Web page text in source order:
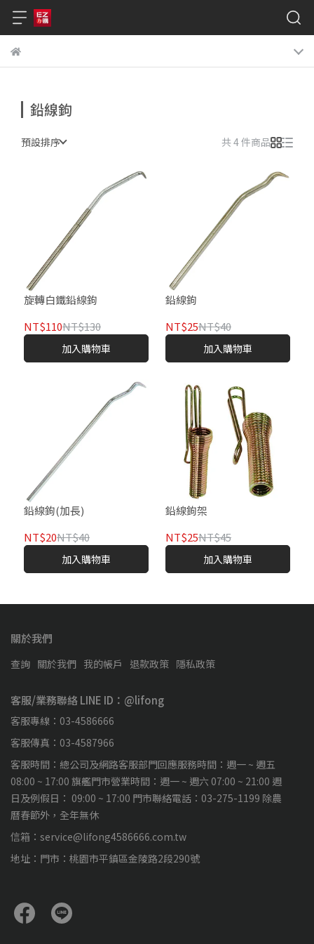
鉛線鉤
預設排序 共 4 件商品
旋轉白鐵鉛線鉤
NT$110NT$130
加入購物車
鉛線鉤
NT$25NT$40
加入購物車
鉛線鉤(加長)
NT$20NT$40
加入購物車
鉛線鉤架
NT$25NT$45
加入購物車
關於我們
查詢 關於我們 我的帳戶 退款政策 隱私政策
客服/業務聯絡 LINE ID：@lifong
客服專線：03-4586666
客服傳真：03-4587966
客服時間：總公司及網路客服部門回應服務時間：週一 ~ 週五
08:00 ~ 17:00 旗艦門市營業時間：週一 ~ 週六 07:00 ~ 21:00 週
日及例假日： 09:00 ~ 17:00 門市聯絡電話：03-275-1199 除農
曆春節外，全年無休
信箱：service@lifong4586666.com.tw
地址：門市：桃園市平鎮區金陵路2段290號